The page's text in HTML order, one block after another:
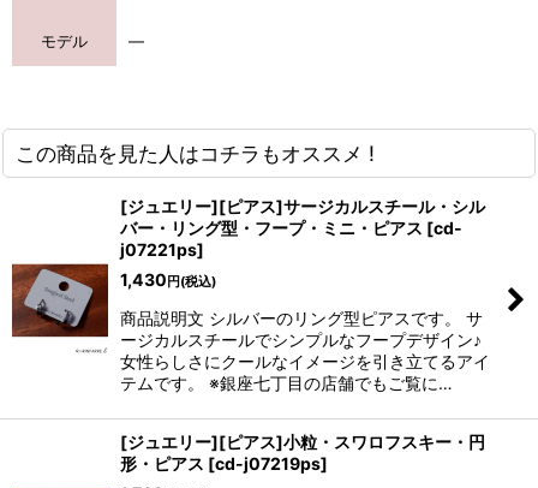
モデル ―
この商品を見た人はコチラもオススメ !
[ジュエリー][ピアス]サージカルスチール・シル
バー・リング型・フープ・ミニ・ピアス [cd-
j07221ps]
1,430 円 (税込)
商品説明文 シルバーのリング型ピアスです。 サ
ージカルスチールでシンプルなフープデザイン♪
女性らしさにクールなイメージを引き立てるアイ
テムです。 ※銀座七丁目の店舗でもご覧に…
[ジュエリー][ピアス]小粒・スワロフスキー・円
形・ピアス [cd-j07219ps]